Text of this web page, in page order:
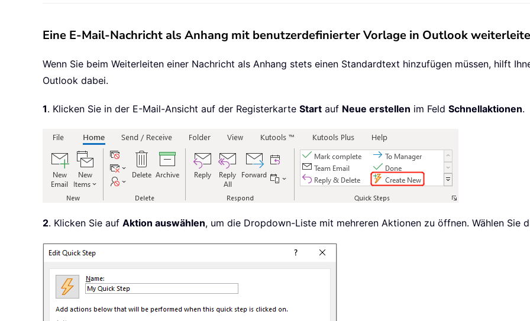
Eine E-Mail-Nachricht als Anhang mit benutzerdefinierter Vorlage in Outlook
Wenn Sie beim Weiterleiten einer Nachricht als Anhang stets einen Standardtext hinzufügen müssen, hilft
Outlook dabei.
1. Klicken Sie in der E-Mail-Ansicht auf der Registerkarte Start auf Neue erstellen im Feld Schnellaktionen.
2. Klicken Sie auf Aktion auswählen, um die Dropdown-Liste mit mehreren Aktionen zu öffnen. Wählen Sie